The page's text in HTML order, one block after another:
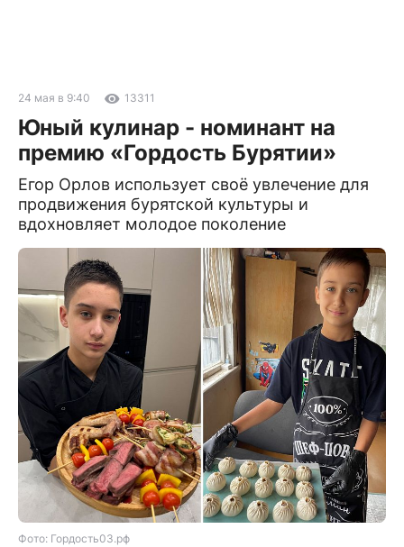
24 мая в 9:40 13311
Юный кулинар - номинант на
премию «Гордость Бурятии»
Егор Орлов использует своё увлечение для
продвижения бурятской культуры и
вдохновляет молодое поколение
Фото: Гордость03.рф